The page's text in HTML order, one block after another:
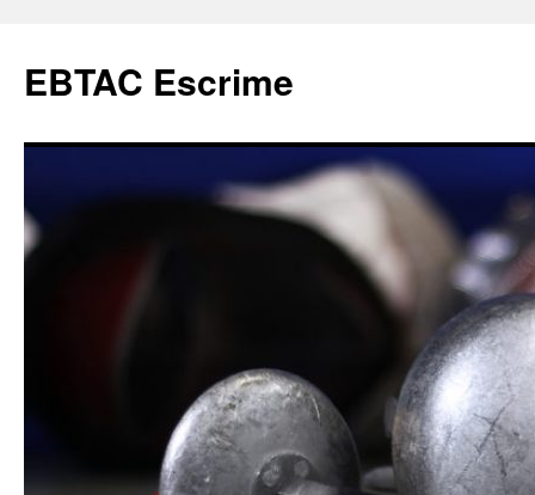
contenu
EBTAC Escrime